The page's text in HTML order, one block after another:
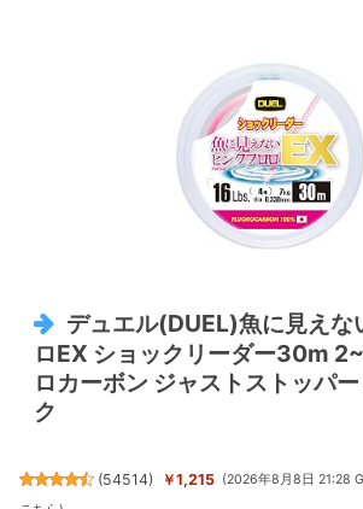
デュエル(DUEL)魚に見えな
ロEX ショックリーダー30m
ロカーボン ジャストストッパ
ク
(54514) ￥1,215 (2026年8月8日 21:28